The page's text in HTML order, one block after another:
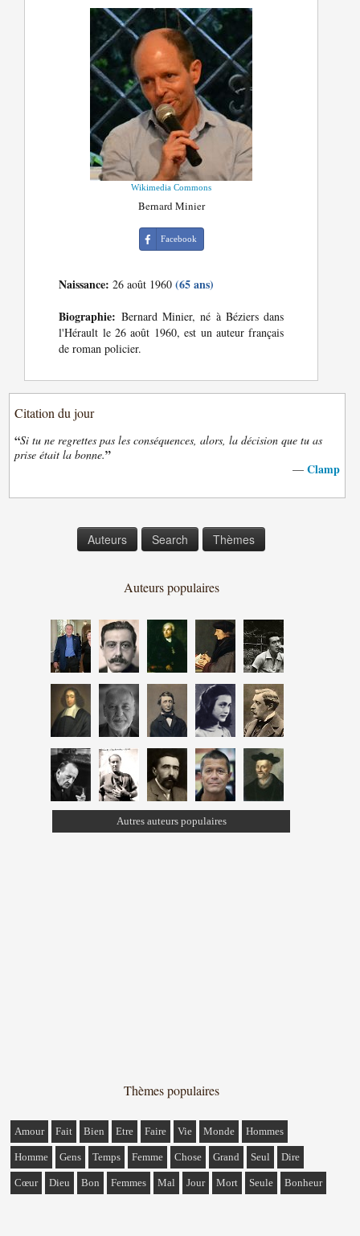
Wikimedia Commons
Bernard Minier
Facebook
Naissance: 26 août 1960(65 ans)
Biographie: Bernard Minier, né à Béziers dans
l'Hérault le 26 août 1960, est un auteur français
de roman policier.
Citation du jour
“Si tu ne regrettes pas les conséquences, alors, la décision que tu as
prise était la bonne.”
— Clamp
Auteurs Search Thèmes
Auteurs populaires
Autres auteurs populaires
Thèmes populaires
Amour Fait Bien Etre Faire Vie Monde Hommes
Homme Gens Temps Femme Chose Grand Seul Dire
Cœur Dieu Bon Femmes Mal Jour Mort Seule Bonheur